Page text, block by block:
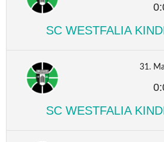
SC WESTFALIA
31.
SC WESTFALIA